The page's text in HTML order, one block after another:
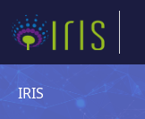
IRIS